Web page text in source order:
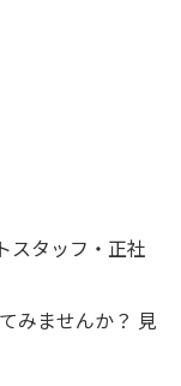
スタッフ・正社
みませんか？ 見